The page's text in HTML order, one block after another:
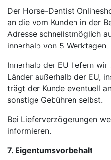
Der Horse-Dentist
an die vom Kunden in der
Adresse schnellstmöglich
innerhalb von 5 Werktagen.
Innerhalb der EU liefern
Länder außerhalb der EU,
trägt der Kunde eventuell
sonstige Gebühren selbst.
Bei Lieferverzögerungen
informieren.
7. Eigentumsvorbehalt